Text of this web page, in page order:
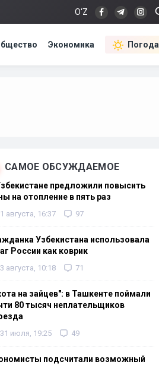
O‘Z
Экономика Погода
САМОЕ ОБСУЖДАЕМОЕ
предложили повысить
на отопление в пять раз
1 августа, 16:37 97
Узбекистана использовала
России как коврик
3 августа, 10:18 71
на зайцев": в Ташкенте поймали
80 тысяч неплательщиков
31 июля, 19:25 49
подсчитали возможный